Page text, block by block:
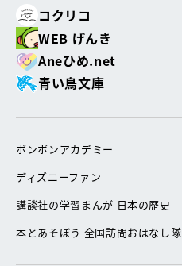
コクリコ
WEB げんき
Aneひめ.net
青い鳥文庫
ボンボンアカデミー
ディズニーファン
講談社の学習まんが 日本の歴史
本とあそぼう 全国訪問おはなし隊